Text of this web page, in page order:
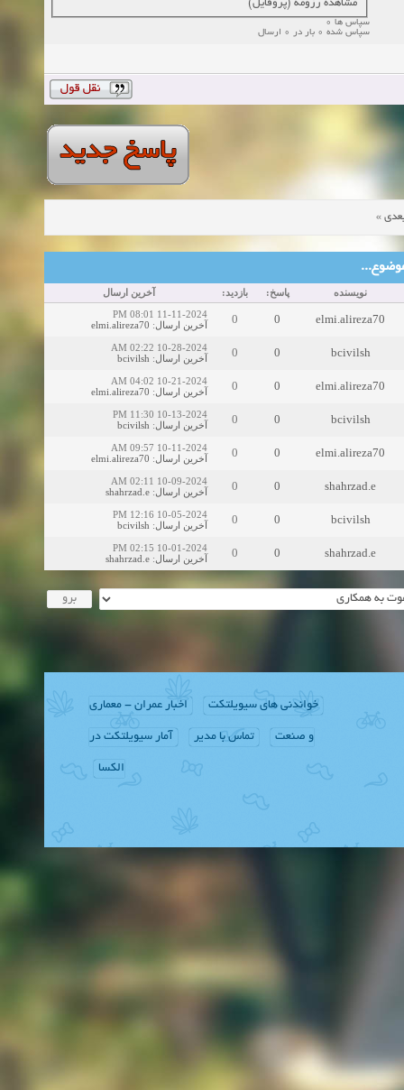
مشاهده رزومه (پروفایل)
سپاس ها 0
سپاس شده 0 بار در 0 ارسال
»
نویسنده پاسخ: بازدید: آخرین ارسال
elmi.alireza70
0
0
11-11-2024 08:01 PM
آخرین ارسال:
elmi.alireza70
bcivilsh
0
0
10-28-2024 02:22 AM
آخرین ارسال:
bcivilsh
elmi.alireza70
0
0
10-21-2024 04:02 AM
آخرین ارسال:
elmi.alireza70
bcivilsh
0
0
10-13-2024 11:30 PM
آخرین ارسال:
bcivilsh
elmi.alireza70
0
0
10-11-2024 09:57 AM
آخرین ارسال:
elmi.alireza70
shahrzad.e
0
0
10-09-2024 02:11 AM
آخرین ارسال:
shahrzad.e
bcivilsh
0
0
10-05-2024 12:16 PM
آخرین ارسال:
bcivilsh
shahrzad.e
0
0
10-01-2024 02:15 PM
آخرین ارسال:
shahrzad.e
خواندنی های سیویلتکت اخبار عمران - معماری
و صنعت تماس با مدیر آمار سیویلتکت در
الکسا